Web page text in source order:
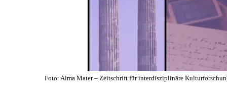
Foto: Alma Mater – Zeitschrift für interdisziplinäre